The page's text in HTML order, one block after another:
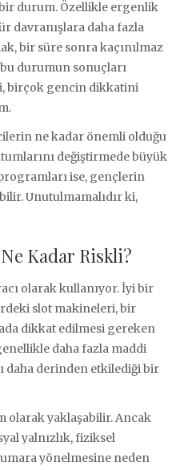
durum. Özellikle ergenlik
davranışlara daha fazla
bir süre sonra kaçınılmaz
durumun sonuçları
birçok gencin dikkatini
ne kadar önemli olduğu
değiştirmede büyük
ise, gençlerin
Unutulmamalıdır ki,
Kadar Riskli?
olarak kullanıyor. İyi bir
slot makineleri, bir
dikkat edilmesi gereken
daha fazla maddi
daha derinden etkilediği bir
olarak yaklaşabilir. Ancak
yalnızlık, fiziksel
yönelmesine neden